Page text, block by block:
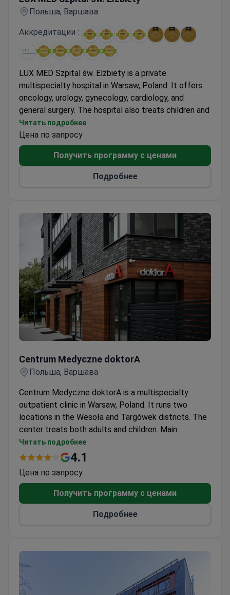
Польша, Варшава
Аккредитации :
LUX MED Szpital św. Elżbiety is a private
multispecialty hospital in Warsaw, Poland. It offers
oncology, urology, gynecology, cardiology, and
general surgery. The hospital also treats children and
runs a robotic surgery center. Founded in 2013, it has
13 medical departments and coordinates care from
diagnostics through surgery and rehabilitation.
The team includes over 200 specialist doctors. They
treat around 4,000 patients each month and perform
more than 200 operations. The hospital holds
mammography, and Doppler ultrasound. International
patients can book teleconsultations, and staff
speak both Polish and English.
Читать подробнее
Цена по запросу
Получить программу с ценами
Подробнее
Centrum Medyczne doktorA
Польша, Варшава
Centrum Medyczne doktorA is a multispecialty
outpatient clinic in Warsaw, Poland. It runs two
locations in the Wesoła and Targówek districts. The
center treats both adults and children. Main
specialties include phlebology, cardiology, and
gastroenterology. Pediatric services cover
The clinic has performed over 1,500 laser vein
closure procedures. Founded in 2007, it employs 26
doctors. Dr. Adam Zieliński heads the vascular
surgery unit with 25 years of experience. Team
members trained at major Polish and German medical
Society for Vascular Surgery.
Centrum Medyczne doktorA holds the Patient-
Friendly Facility certificate. It uses laser endovenous
thermal ablation to treat varicose veins. Diagnostics
Читать подробнее
4.1
Цена по запросу
Получить программу с ценами
Подробнее